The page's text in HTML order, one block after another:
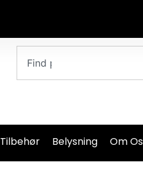
Tilbehør Belysning Om Os